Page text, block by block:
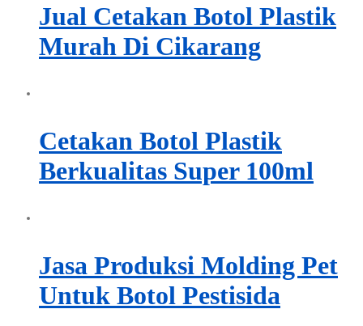
Jual Cetakan Botol Plastik
Murah Di Cikarang
Cetakan Botol Plastik
Berkualitas Super 100ml
Jasa Produksi Molding Pet
Untuk Botol Pestisida